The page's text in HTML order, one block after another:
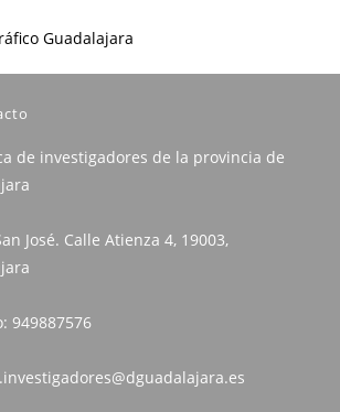
Guadalajara
de investigadores de la provincia de
José. Calle Atienza 4, 19003,
949887576